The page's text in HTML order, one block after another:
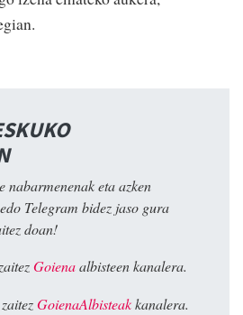
nabarmenenak eta azken
Telegram bidez jaso gura
doan!
Goienaalbisteen kanalera.
GoienaAlbisteakkanalera.